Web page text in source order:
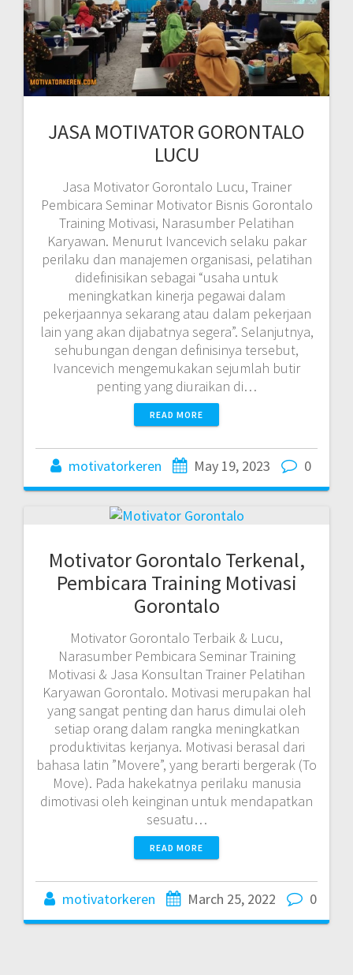
JASA MOTIVATOR GORONTALO
LUCU
Jasa Motivator Gorontalo Lucu, Trainer
Pembicara Seminar Motivator Bisnis Gorontalo
Training Motivasi, Narasumber Pelatihan
Karyawan. Menurut Ivancevich selaku pakar
perilaku dan manajemen organisasi, pelatihan
didefinisikan sebagai “usaha untuk
meningkatkan kinerja pegawai dalam
pekerjaannya sekarang atau dalam pekerjaan
lain yang akan dijabatnya segera”. Selanjutnya,
sehubungan dengan definisinya tersebut,
Ivancevich mengemukakan sejumlah butir
penting yang diuraikan di…
READ MORE
motivatorkeren May 19, 2023 0
Motivator Gorontalo Terkenal,
Pembicara Training Motivasi
Gorontalo
Motivator Gorontalo Terbaik & Lucu,
Narasumber Pembicara Seminar Training
Motivasi & Jasa Konsultan Trainer Pelatihan
Karyawan Gorontalo. Motivasi merupakan hal
yang sangat penting dan harus dimulai oleh
setiap orang dalam rangka meningkatkan
produktivitas kerjanya. Motivasi berasal dari
bahasa latin ”Movere”, yang berarti bergerak (To
Move). Pada hakekatnya perilaku manusia
dimotivasi oleh keinginan untuk mendapatkan
sesuatu…
READ MORE
motivatorkeren March 25, 2022 0